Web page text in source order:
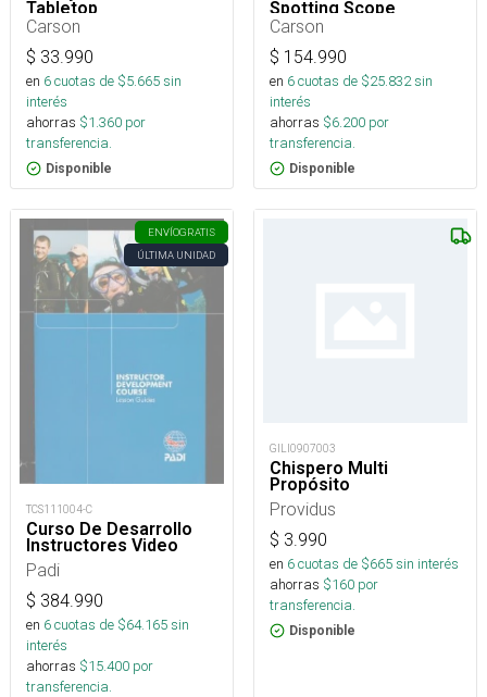
Tabletop
Carson
$ 33.990
en 6cuotas de $5.665sin
interés
ahorras $1.360 por
transferencia.
Disponible
Spotting Scope
Carson
$ 154.990
en 6cuotas de $25.832sin
interés
ahorras $6.200 por
transferencia.
Disponible
ENVÍOGRATIS
ÚLTIMA UNIDAD
TCS111004-C
Curso De Desarrollo
Instructores Video
Padi
$ 384.990
en 6cuotas de $64.165sin
interés
ahorras $15.400 por
transferencia.
GILI0907003
Chispero Multi
Propósito
Providus
$ 3.990
en 6cuotas de $665sin interés
ahorras $160 por
transferencia.
Disponible